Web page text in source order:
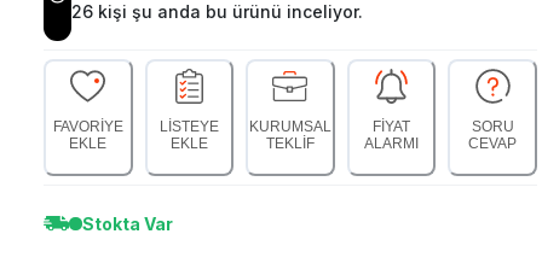
26 kişi şu anda bu ürünü inceliyor.
FAVORİYE
EKLE
LİSTEYE
EKLE
KURUMSAL
TEKLİF
FİYAT
ALARMI
SORU
CEVAP
Stokta Var